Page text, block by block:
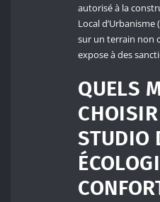
autorisé à la
Local
sur un terrain non
expose à des
QUELS
STUDIO